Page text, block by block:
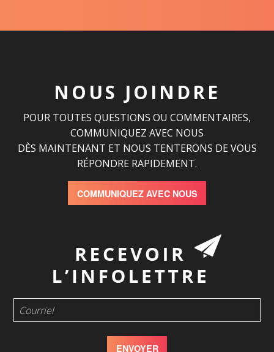
NOUS JOINDRE
POUR TOUTES QUESTIONS OU COMMENTAIRES,
COMMUNIQUEZ AVEC NOUS
DÈS MAINTENANT ET NOUS TENTERONS DE VOUS
RÉPONDRE RAPIDEMENT.
COMMUNIQUEZ AVEC NOUS